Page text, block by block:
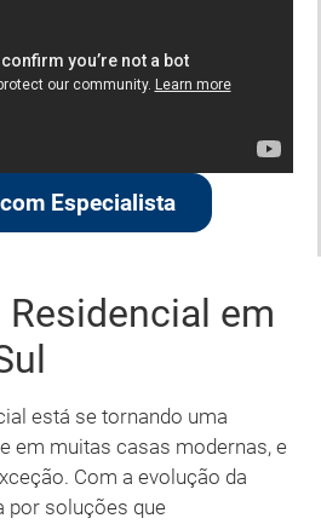
Especialista
em
está se tornando uma
em muitas casas modernas, e
Com a evolução da
por soluções que